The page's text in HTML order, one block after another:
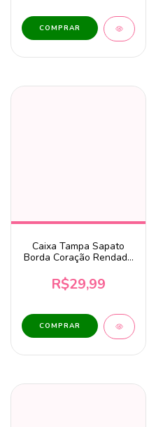
Caixa Tampa Sapato
Borda Coração Rendado
R$29,99